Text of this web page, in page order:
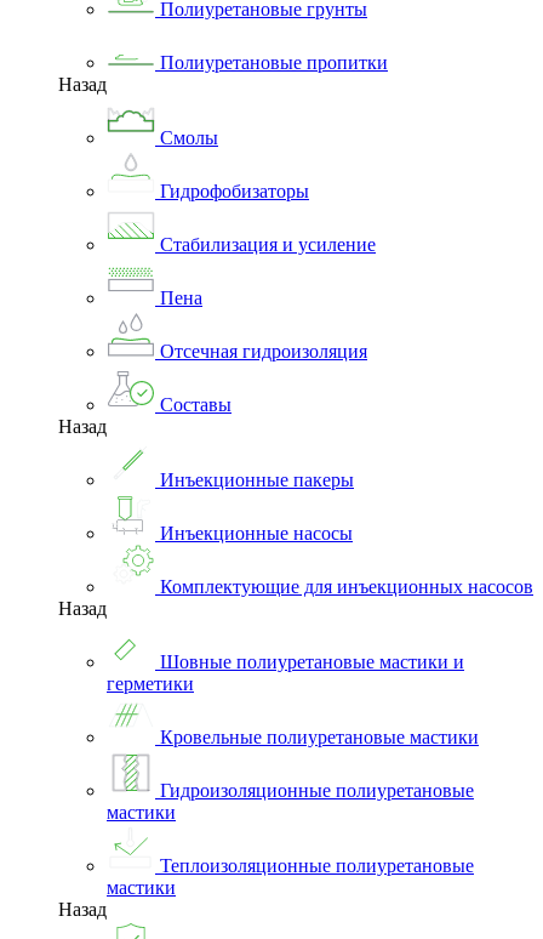
Полиуретановые грунты
Полиуретановые пропитки
Назад
Смолы
Гидрофобизаторы
Стабилизация и усиление
Пена
Отсечная гидроизоляция
Составы
Назад
Инъекционные пакеры
Инъекционные насосы
Комплектующие для инъекционных насосов
Назад
Шовные полиуретановые мастики и
герметики
Кровельные полиуретановые мастики
Гидроизоляционные полиуретановые
мастики
Теплоизоляционные полиуретановые
мастики
Назад